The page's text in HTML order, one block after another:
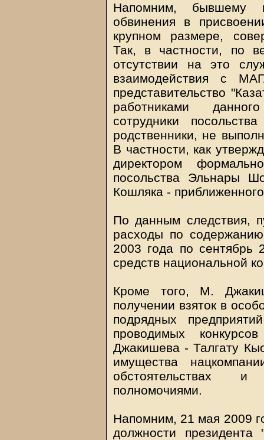
Напомним, бывшему
обвинения в
крупном размере,
Так, в частности, по
отсутствии на это
взаимодействия с
представительство
работниками
сотрудники
родственники, не
В частности, как
директором
посольства Эльнары
Кошляка -
По данным следствия,
расходы по
2003 года по
средств национальной
Кроме того, М.
получении взяток в
подрядных
проводимых
Джакишева - Талгату
имущества
обстоятельствах и
полномочиями.
Напомним, 21 мая 2009
должности